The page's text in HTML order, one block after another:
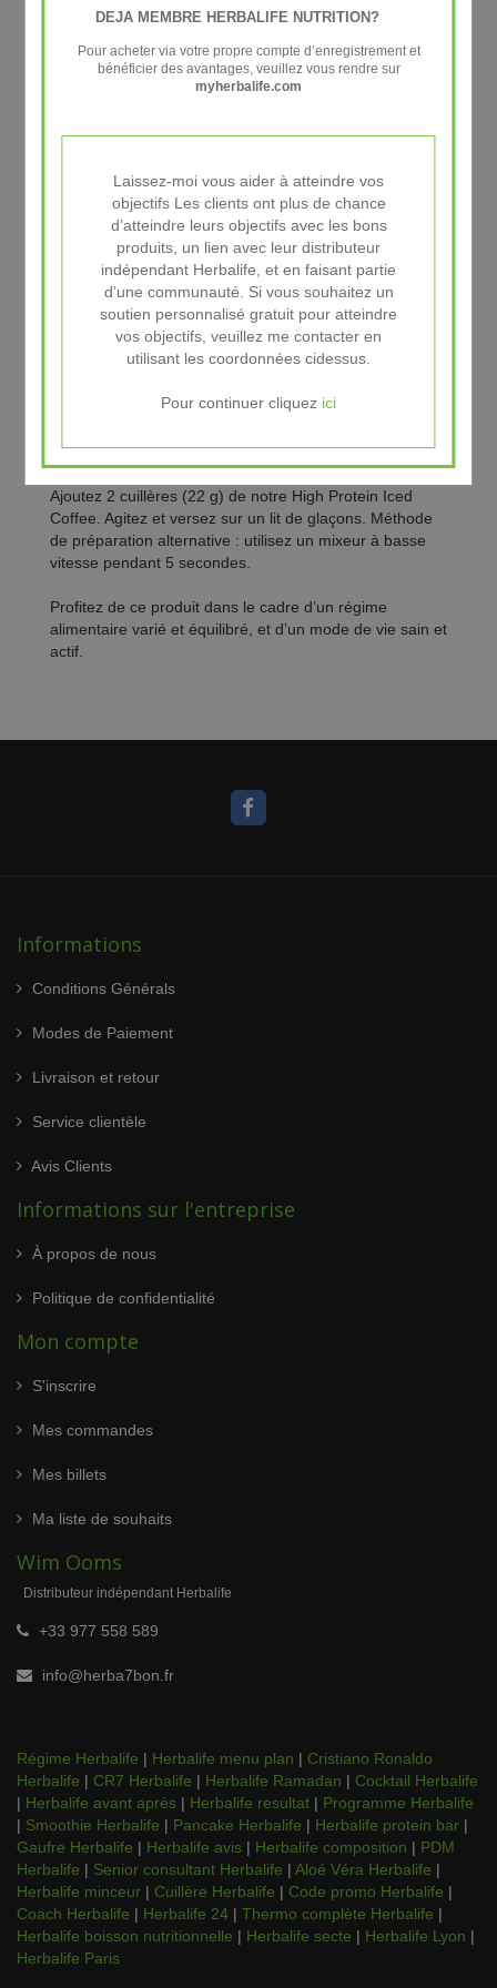
que vous ayez juste besoin d'un boost en caféine,
Brassé avec des grains de café expresso 100%
Sans sucres ajoutés, sans colorants ni conservateurs et
il ne contient que 80 kcal par portion.
Ajoutez de l'eau froide, de la glace et régalez-vous !
Conseils d’utilisation
High Protein Iced Coffee est une boisson délicieuse et
nutritive que vous pouvez savourer à la maison ou
vous en avez le plus besoin. Parfait en mileu de matinée
Remplissez le shaker avec 250 ml d’eau froide.
Ajoutez 2 cuillères (22 g) de notre High Protein Iced
Coffee. Agitez et versez sur un lit de glaçons. Méthode
de préparation alternative : utilisez un mixeur à basse
vitesse pendant 5 secondes.
Profitez de ce produit dans le cadre d’un régime
alimentaire varié et équilibré, et d’un mode de vie sain et
actif.
Informations
Conditions Générals
Modes de Paiement
Livraison et retour
Service clientèle
Avis Clients
Informations sur l'entreprise
À propos de nous
Politique de confidentialité
Mon compte
S'inscrire
Mes commandes
Mes billets
Ma liste de souhaits
Wim Ooms
Distributeur indépendant Herbalife
+33 977 558 589
info@herba7bon.fr
Régime Herbalife | Herbalife menu plan | Cristiano Ronaldo
Herbalife | CR7 Herbalife | Herbalife Ramadan | Cocktail Herbalife
| Herbalife avant après | Herbalife resultat | Programme Herbalife
| Smoothie Herbalife | Pancake Herbalife | Herbalife protein bar |
Gaufre Herbalife | Herbalife avis | Herbalife composition | PDM
Herbalife | Senior consultant Herbalife | Aloé Véra Herbalife |
Herbalife minceur | Cuillère Herbalife | Code promo Herbalife |
Coach Herbalife | Herbalife 24 | Thermo complète Herbalife |
Herbalife boisson nutritionnelle | Herbalife secte | Herbalife Lyon |
Herbalife Paris
DEJA MEMBRE HERBALIFE NUTRITION?
Pour acheter via votre propre compte d’enregistrement et
bénéficier des avantages, veuillez vous rendre sur
myherbalife.com
Laissez-moi vous aider à atteindre vos
objectifs Les clients ont plus de chance
d’atteindre leurs objectifs avec les bons
produits, un lien avec leur distributeur
indépendant Herbalife, et en faisant partie
d’une communauté. Si vous souhaitez un
soutien personnalisé gratuit pour atteindre
vos objectifs, veuillez me contacter en
utilisant les coordonnées cidessus.
Pour continuer cliquez ici